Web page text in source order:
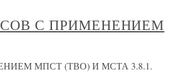
С ПРИМЕНЕНИЕМ
МПСТ (ТВО) И МСТА 3.8.1.